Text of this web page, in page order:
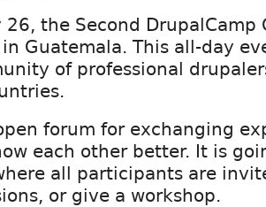
26, the Second DrupalCamp
Guatemala. This all-day
of professional
forum for exchanging
each other better. It is
all participants are
or give a workshop.